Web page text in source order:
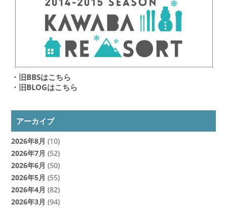
・旧BBSはこちら
・旧BLOGはこちら
アーカイブ
2026年8月 (10)
2026年7月 (52)
2026年6月 (50)
2026年5月 (55)
2026年4月 (82)
2026年3月 (94)